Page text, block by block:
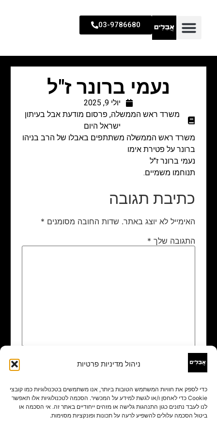
ניהול מדיניות פרטיות
כדי לספק את חוויות המשתמש הטובות ביותר, אנו משתמשים בטכנולוגיות כמו קובצי
Cookie כדי לאחסן ו/או לגשת למידע על המכשיר. הסכמה לטכנולוגיות אלו תאפשר
לנו לעבד נתונים כגון התנהגות גלישה או מזהים ייחודיים באתר זה. אי הסכמה או
ביטול הסכמה עלולים להשפיע לרעה על תכונות ופונקציות מסוימות.
03-9786680
נעמי ברונר ז"ל
יולי 9, 2025
משרד ראש הממשלה, פרסום מודעת אבל בעיתון
ישראל היום
משרד ראש הממשלה משתתפים באבלו של הרב בניהו
ברונר על פטירת אימו
נעמי ברונר ז"ל
תנוחמו משמיים.
כתיבת תגובה
האימייל לא יוצג באתר. שדות החובה מסומנים *
התגובה שלך *
שם
אימייל*